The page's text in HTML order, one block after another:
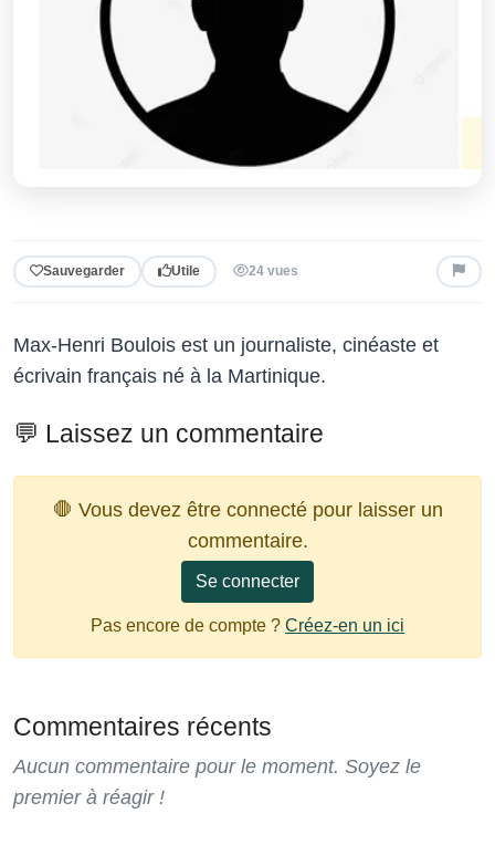
Sauvegarder Utile 24 vues
Max-Henri Boulois est un journaliste, cinéaste et
écrivain français né à la Martinique.
💬 Laissez un commentaire
🛑 Vous devez être connecté pour laisser un
commentaire.
Se connecter
Pas encore de compte ? Créez-en un ici
Commentaires récents
Aucun commentaire pour le moment. Soyez le
premier à réagir !